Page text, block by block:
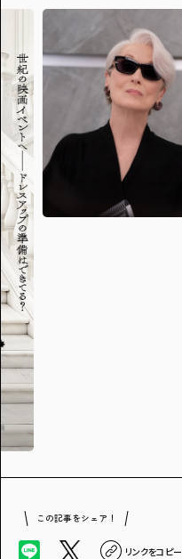
この記事をシェア！
リンクをコピー